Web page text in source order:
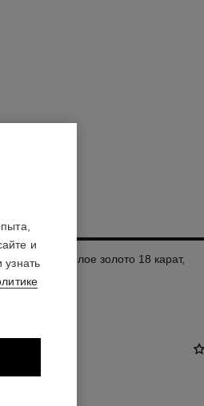
размера, белое золото 18 карат,
и